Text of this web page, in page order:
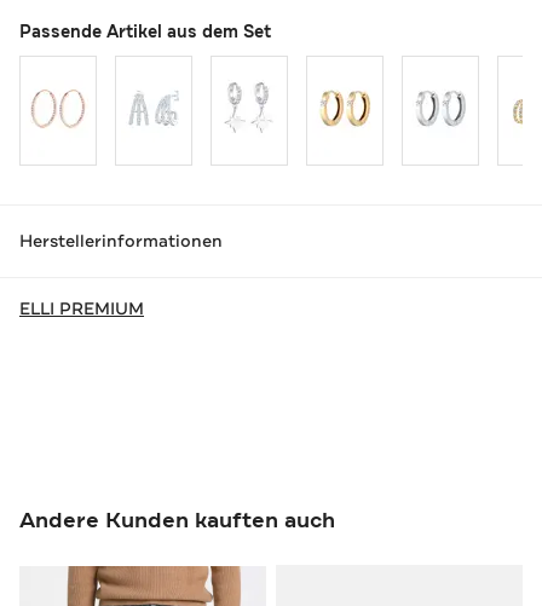
Passende Artikel aus dem Set
Herstellerinformationen
ELLI PREMIUM
Andere Kunden kauften auch